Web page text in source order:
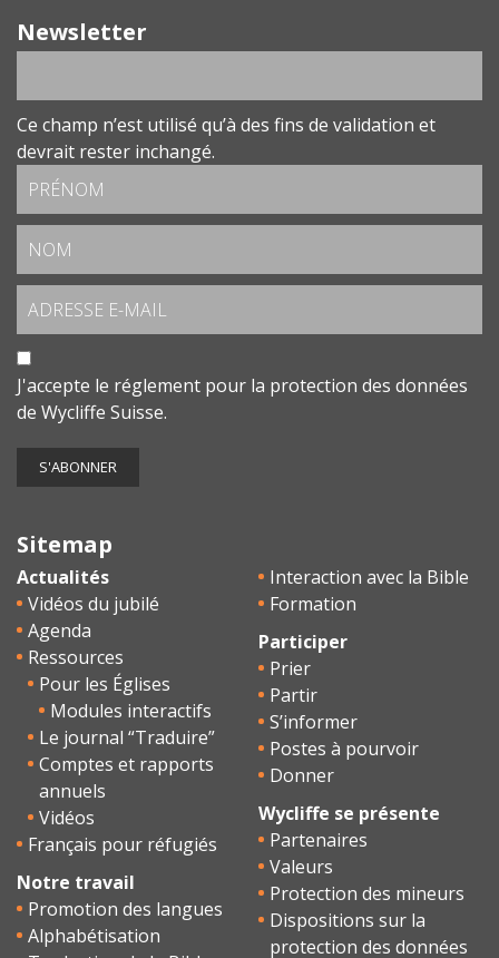
Newsletter
Ce champ n’est utilisé qu’à des fins de validation et
devrait rester inchangé.
J'accepte le réglement pour la protection des données
de Wycliffe Suisse.
Sitemap
Actualités
Vidéos du jubilé
Agenda
Ressources
Pour les Églises
Modules interactifs
Le journal “Traduire”
Comptes et rapports
annuels
Vidéos
Français pour réfugiés
Notre travail
Promotion des langues
Alphabétisation
Interaction avec la Bible
Formation
Participer
Prier
Partir
S’informer
Postes à pourvoir
Donner
Wycliffe se présente
Partenaires
Valeurs
Protection des mineurs
Dispositions sur la
protection des données